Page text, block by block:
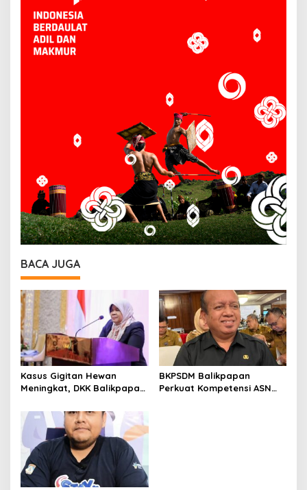
BACA JUGA
Kasus Gigitan Hewan
Meningkat, DKK Balikpapan
dan Kucing
BKPSDM Balikpapan
Perkuat Kompetensi ASN